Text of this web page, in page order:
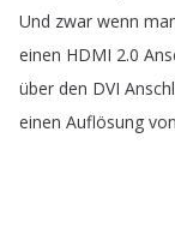
Und zwar wenn
einen HDMI 2.0
über den DVI
einen Auflösung von